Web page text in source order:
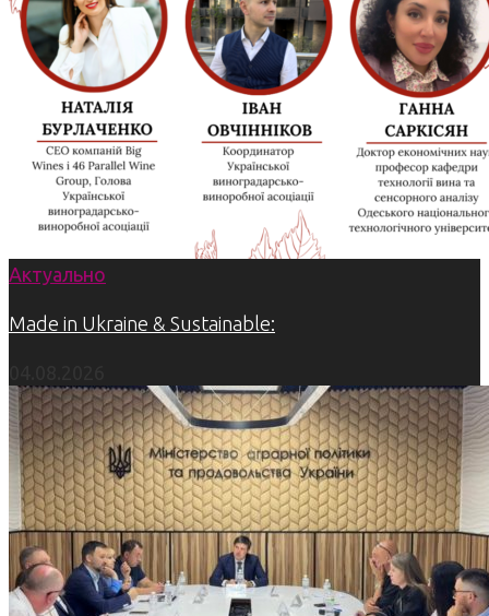
Актуально
Made in Ukraine & Sustainable: